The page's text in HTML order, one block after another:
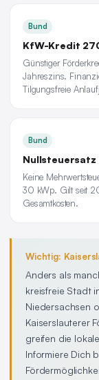
Bund
KfW-Kredit
Günstiger
Jahreszins.
Tilgungsfreie
Bund
Nullsteuersatz
Keine
30 kWp. Gilt seit
Gesamtkosten.
Wichtig:
Anders als
kreisfreie Stadt
Niedersachsen
Kaiserslauterer
greifen die
Informiere Dich